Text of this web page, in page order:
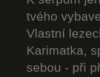
tvého
Vlastní
Karimatka,
sebou - při